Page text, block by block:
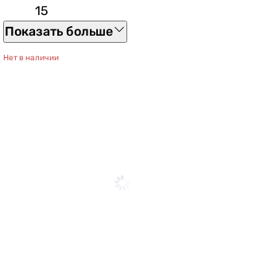
15
Показать больше
Нет в наличии